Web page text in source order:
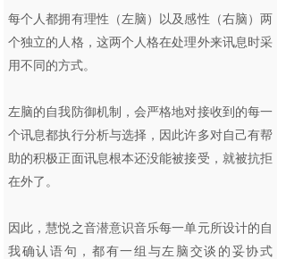
每个人都拥有理性（左脑）以及感性（右脑）两
个独立的人格，这两个人格在处理外来讯息时采
用不同的方式。
左脑的自我防御机制，会严格地对接收到的每一
个讯息都执行分析与选择，因此许多对自己有帮
助的积极正面讯息根本还没能被接受，就被抗拒
在外了。
因此，慧悦之音潜意识音乐每一单元所设计的自
我确认语句，都有一组与左脑交谈的妥协式